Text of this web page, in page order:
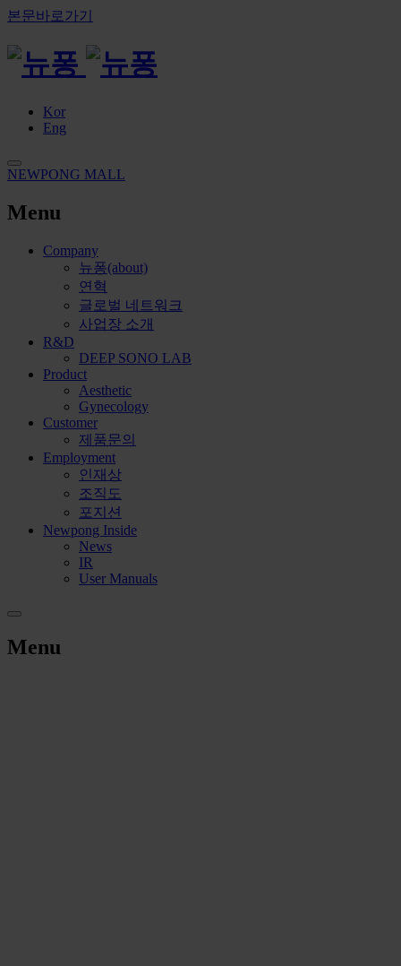
본문바로가기
Kor
Eng
NEWPONG MALL
Menu
Company
뉴퐁(about)
연혁
글로벌 네트워크
사업장 소개
R&D
DEEP SONO LAB
Product
Aesthetic
Gynecology
Customer
제품문의
Employment
인재상
조직도
포지션
Newpong Inside
News
IR
User Manuals
Menu